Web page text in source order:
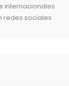
internacionales
redes sociales